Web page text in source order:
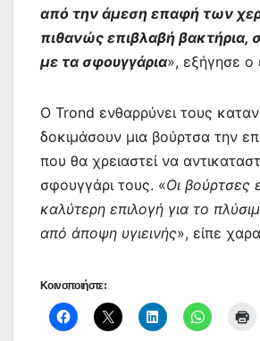
από την άμεση επαφή των
πιθανώς επιβλαβή βακτήρια,
με τα σφουγγάρια», εξήγησε ο
Ο Trond ενθαρρύνει τους
δοκιμάσουν μια βούρτσα την
που θα χρειαστεί να
σφουγγάρι τους. «Οι βούρτσες
καλύτερη επιλογή για το
από άποψη υγιεινής», είπε
Κοινοποιήστε: